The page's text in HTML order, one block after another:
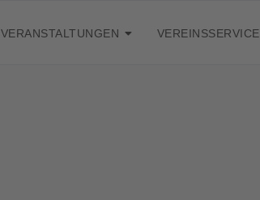
VERANSTALTUNGEN VEREINSSERVICE